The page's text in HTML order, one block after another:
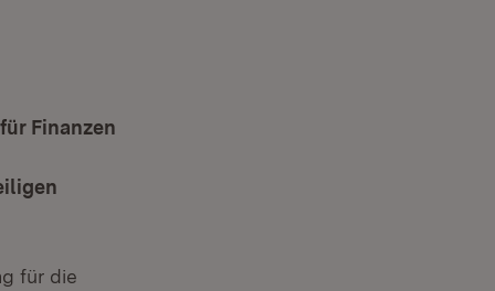
Finanzen
für die